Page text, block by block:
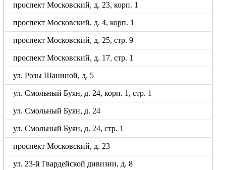
проспект Московский, д. 23, корп. 1
проспект Московский, д. 4, корп. 1
проспект Московский, д. 25, стр. 9
проспект Московский, д. 17, стр. 1
ул. Розы Шаниной, д. 5
ул. Смольный Буян, д. 24, корп. 1, стр. 1
ул. Смольный Буян, д. 24
ул. Смольный Буян, д. 24, стр. 1
проспект Московский, д. 23
ул. 23-й Гвардейской дивизии, д. 8